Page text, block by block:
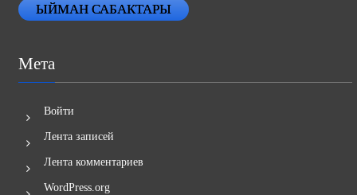
ЫЙМАН САБАКТАРЫ
Мета
Войти
Лента записей
Лента комментариев
WordPress.org